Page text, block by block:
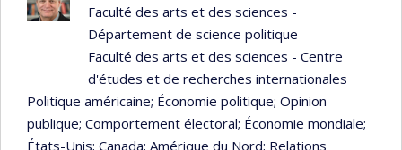
Faculté des arts et des sciences -
Département de science politique
Faculté des arts et des sciences - Centre
d'études et de recherches internationales
Politique américaine; Économie politique; Opinion
publique; Comportement électoral; Économie mondiale;
États-Unis; Canada; Amérique du Nord; Relations